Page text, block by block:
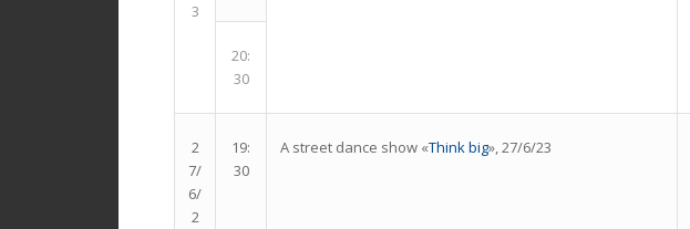
3
20:
30
2
7/
6/
2
19:
30
A street dance show «Think big», 27/6/23